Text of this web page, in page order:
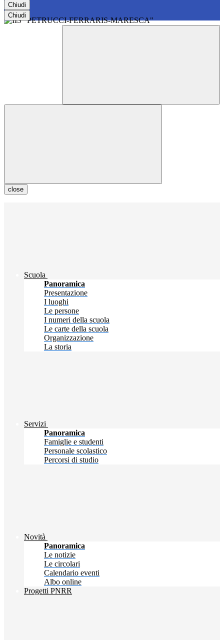
Chiudi
Chiudi
close
Scuola
Panoramica
Presentazione
I luoghi
Le persone
I numeri della scuola
Le carte della scuola
Organizzazione
La storia
Servizi
Panoramica
Famiglie e studenti
Personale scolastico
Percorsi di studio
Novità
Panoramica
Le notizie
Le circolari
Calendario eventi
Albo online
Progetti PNRR